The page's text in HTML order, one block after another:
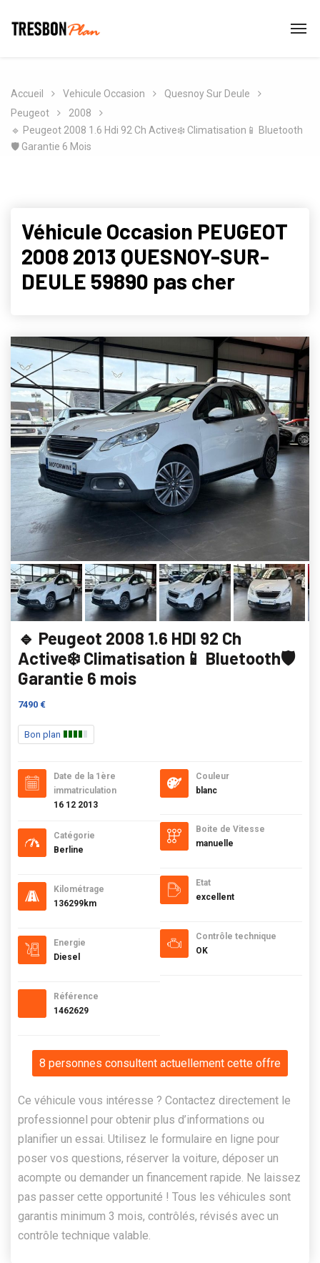
Accueil Vehicule Occasion
Quesnoy Sur Deule
Peugeot
2008
🔹 Peugeot 2008 1.6 Hdi 92 Ch Active❄️ Climatisation📱 Bluetooth
🛡️ Garantie 6 Mois
Véhicule Occasion PEUGEOT
2008 2013 QUESNOY-SUR-
DEULE 59890 pas cher
🔹 Peugeot 2008 1.6 HDI 92 Ch
Active❄️ Climatisation📱 Bluetooth🛡️
Garantie 6 mois
7490 €
Bon plan
Date de la 1ère
immatriculation
16 12 2013
Catégorie
Berline
Kilométrage
136299km
Energie
Diesel
Référence
1462629
Couleur
blanc
Boite de Vitesse
manuelle
Etat
excellent
Contrôle technique
OK
8 personnes consultent actuellement cette offre
Ce véhicule vous intéresse ? Contactez directement le
professionnel pour obtenir plus d’informations ou
planifier un essai. Utilisez le formulaire en ligne pour
poser vos questions, réserver la voiture, déposer un
acompte ou demander un financement rapide. Ne laissez
pas passer cette opportunité ! Tous les véhicules sont
garantis minimum 3 mois, contrôlés, révisés avec un
contrôle technique valable.